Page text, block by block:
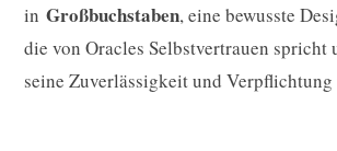
in Großbuchstaben, eine bewusste
die von Oracles Selbstvertrauen spricht
seine Zuverlässigkeit und